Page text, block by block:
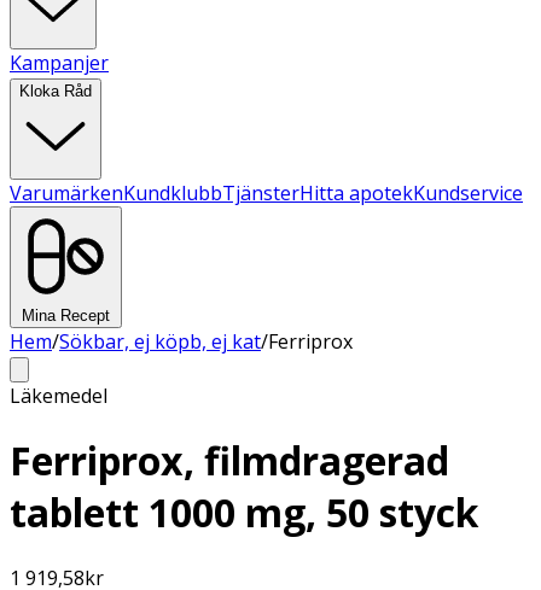
Kampanjer
Kloka Råd
VarumärkenKundklubbTjänsterHitta apotekKundservice
Mina Recept
Hem/Sökbar, ej köpb, ej kat/Ferriprox
Läkemedel
Ferriprox, filmdragerad
tablett 1000 mg, 50 styck
1 919,58kr